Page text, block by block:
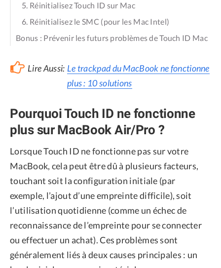
5. Réinitialisez Touch ID sur Mac
6. Réinitialisez le SMC (pour les Mac Intel)
Bonus : Prévenir les futurs problèmes de Touch ID Mac
Lire Aussi: Le trackpad du MacBook ne fonctionne
plus : 10 solutions
Pourquoi Touch ID ne fonctionne
plus sur MacBook Air/Pro ?
Lorsque Touch ID ne fonctionne pas sur votre
MacBook, cela peut être dû à plusieurs facteurs,
touchant soit la configuration initiale (par
exemple, l’ajout d’une empreinte difficile), soit
l’utilisation quotidienne (comme un échec de
reconnaissance de l’empreinte pour se connecter
ou effectuer un achat). Ces problèmes sont
généralement liés à deux causes principales : un